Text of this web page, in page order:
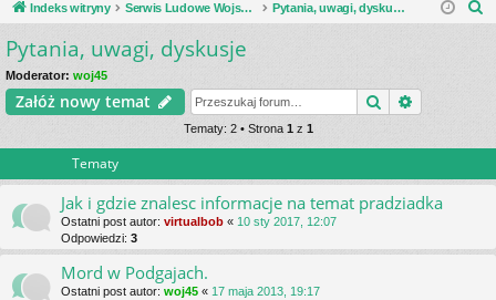
C
K
_L
IN
a og ej
Indeks witryny Serwis Ludowe Wojsko Polskie Pytania, uwagi, dyskusje
Pytania, uwagi, dyskusje
Moderator: woj45
Załóż nowy temat Szukaj
Tematy: 2 • Strona 1 z 1
Tematy
Jak i gdzie znalesc informacje na temat pradziadka
Ostatni post autor: virtualbob « 10 sty 2017, 12:07
Odpowiedzi: 3
Mord w Podgajach.
Ostatni post autor: woj45 « 17 maja 2013, 19:17